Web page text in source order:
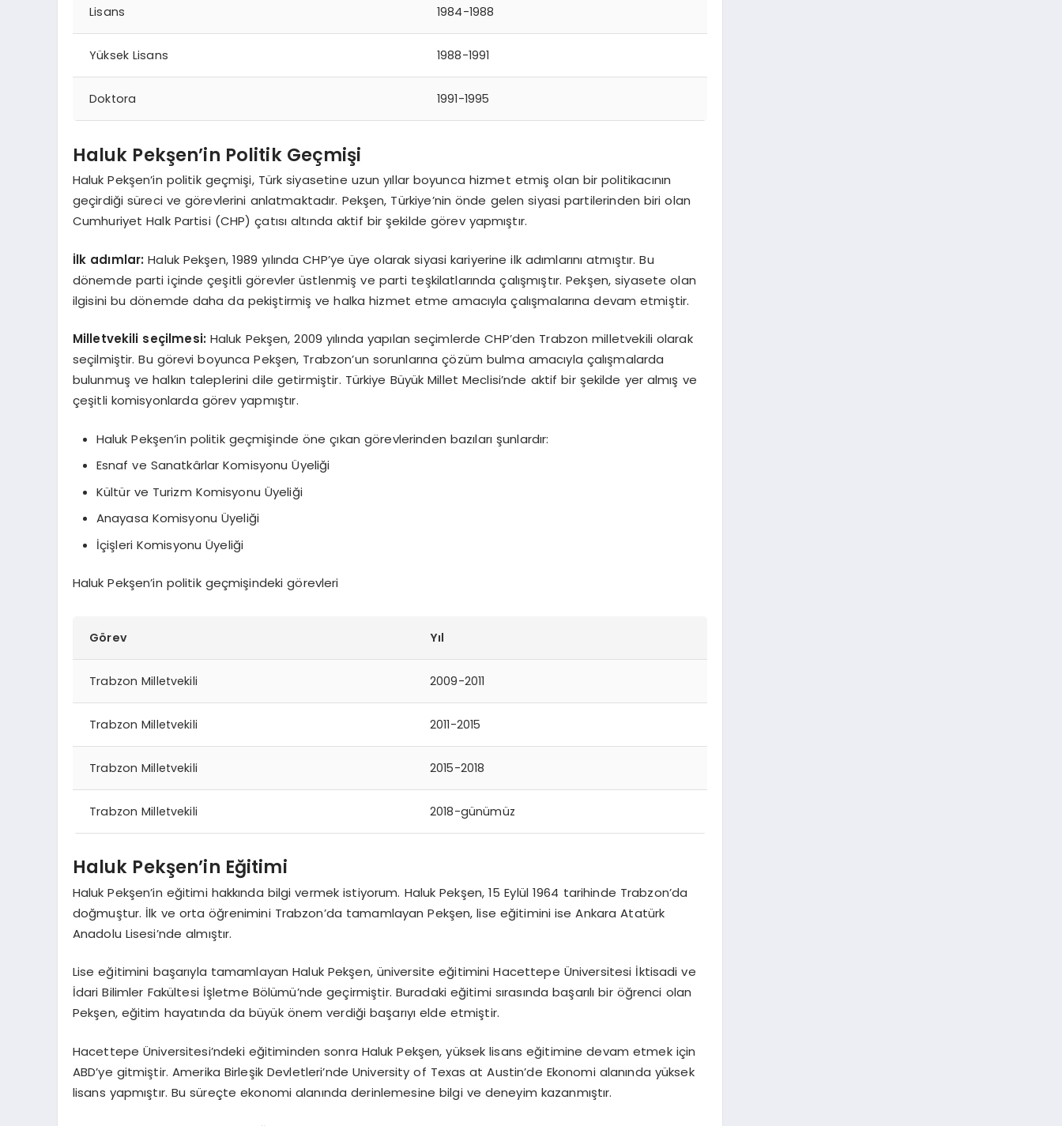
Lisans 1984-1988
Yüksek Lisans 1988-1991
Doktora 1991-1995
Haluk Pekşen’in Politik Geçmişi
Haluk Pekşen’in politik geçmişi, Türk siyasetine uzun yıllar boyunca hizmet etmiş olan bir politikacının
geçirdiği süreci ve görevlerini anlatmaktadır. Pekşen, Türkiye’nin önde gelen siyasi partilerinden biri olan
Cumhuriyet Halk Partisi (CHP) çatısı altında aktif bir şekilde görev yapmıştır.
İlk adımlar: Haluk Pekşen, 1989 yılında CHP’ye üye olarak siyasi kariyerine ilk adımlarını atmıştır. Bu
dönemde parti içinde çeşitli görevler üstlenmiş ve parti teşkilatlarında çalışmıştır. Pekşen, siyasete olan
ilgisini bu dönemde daha da pekiştirmiş ve halka hizmet etme amacıyla çalışmalarına devam etmiştir.
Milletvekili seçilmesi: Haluk Pekşen, 2009 yılında yapılan seçimlerde CHP’den Trabzon milletvekili olarak
seçilmiştir. Bu görevi boyunca Pekşen, Trabzon’un sorunlarına çözüm bulma amacıyla çalışmalarda
bulunmuş ve halkın taleplerini dile getirmiştir. Türkiye Büyük Millet Meclisi’nde aktif bir şekilde yer almış ve
çeşitli komisyonlarda görev yapmıştır.
Haluk Pekşen’in politik geçmişinde öne çıkan görevlerinden bazıları şunlardır:
Esnaf ve Sanatkârlar Komisyonu Üyeliği
Kültür ve Turizm Komisyonu Üyeliği
Anayasa Komisyonu Üyeliği
İçişleri Komisyonu Üyeliği
Haluk Pekşen’in politik geçmişindeki görevleri
Görev Yıl
Trabzon Milletvekili 2009-2011
Trabzon Milletvekili 2011-2015
Trabzon Milletvekili 2015-2018
Trabzon Milletvekili 2018-günümüz
Haluk Pekşen’in Eğitimi
Haluk Pekşen’in eğitimi hakkında bilgi vermek istiyorum. Haluk Pekşen, 15 Eylül 1964 tarihinde Trabzon’da
doğmuştur. İlk ve orta öğrenimini Trabzon’da tamamlayan Pekşen, lise eğitimini ise Ankara Atatürk
Anadolu Lisesi’nde almıştır.
Lise eğitimini başarıyla tamamlayan Haluk Pekşen, üniversite eğitimini Hacettepe Üniversitesi İktisadi ve
İdari Bilimler Fakültesi İşletme Bölümü’nde geçirmiştir. Buradaki eğitimi sırasında başarılı bir öğrenci olan
Pekşen, eğitim hayatında da büyük önem verdiği başarıyı elde etmiştir.
Hacettepe Üniversitesi’ndeki eğitiminden sonra Haluk Pekşen, yüksek lisans eğitimine devam etmek için
ABD’ye gitmiştir. Amerika Birleşik Devletleri’nde University of Texas at Austin’de Ekonomi alanında yüksek
lisans yapmıştır. Bu süreçte ekonomi alanında derinlemesine bilgi ve deneyim kazanmıştır.